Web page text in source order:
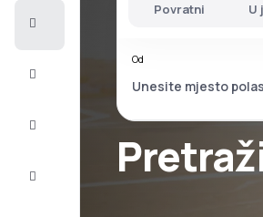
Povratni U
Od